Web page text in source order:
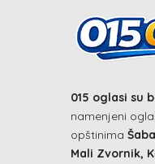
015 oglasi su
namenjeni
opštinima
Mali Zvornik,